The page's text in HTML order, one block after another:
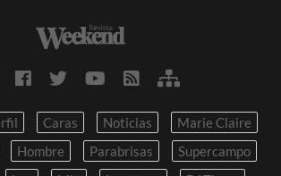
Caras Noticias
Marie Claire
Hombre Parabrisas
Supercampo